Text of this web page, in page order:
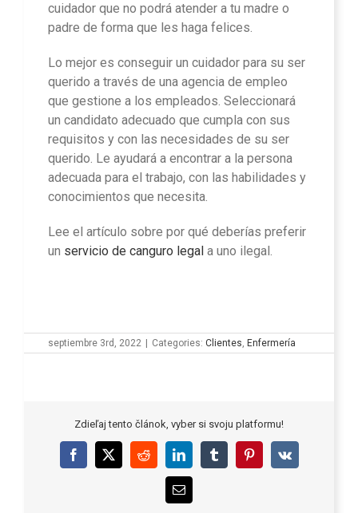
cuidador que no podrá atender a tu madre o
padre de forma que les haga felices.
Lo mejor es conseguir un cuidador para su ser
querido a través de una agencia de empleo
que gestione a los empleados. Seleccionará
un candidato adecuado que cumpla con sus
requisitos y con las necesidades de su ser
querido. Le ayudará a encontrar a la persona
adecuada para el trabajo, con las habilidades y
conocimientos que necesita.
Lee el artículo sobre por qué deberías preferir
un servicio de canguro legal a uno ilegal.
septiembre 3rd, 2022 Categories: Clientes, Enfermería
Zdieľaj tento článok, vyber si svoju platformu!
Facebook
X RedditLinkedInTumblrPinterest
Vk
Email